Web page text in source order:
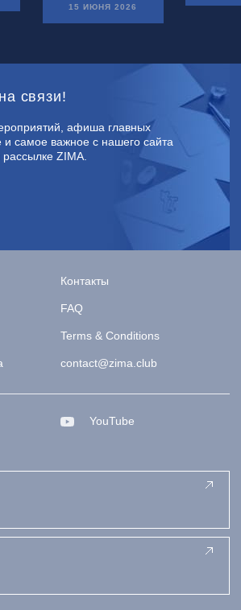
15 ИЮНЯ 2026
связи!
афиша главных
самое важное с нашего сайта
ZIMA.
Контакты
FAQ
Terms & Conditions
contact@zima.club
YouTube